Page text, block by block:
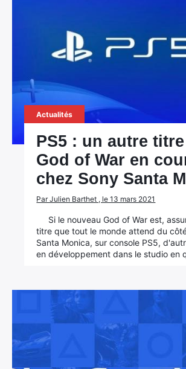
Actualités
PS5 : un autre
God of War en
chez Sony Santa
Par Julien Barthet , le 13 mars 2021
Si le nouveau God of War est,
titre que tout le monde attend du
Santa Monica, sur console PS5,
en développement dans le studio en